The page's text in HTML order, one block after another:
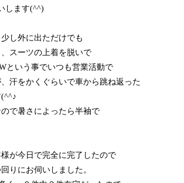
します(^^)
し外に出ただけでも
スーツの上着を脱いで
という事でいつも営業活動で
汗をかくぐらいで車から跳ね返った
で暑さによったら半袖で
が今日で完全に完了したので
りにお伺いしました。